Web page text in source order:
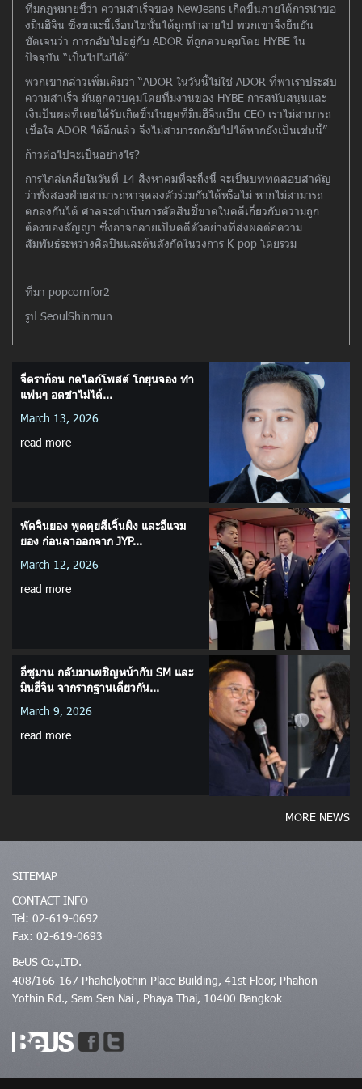
ทีมกฎหมายชี้ว่า ความสำเร็จของ NewJeans เกิดขึ้นภายใต้การนำขอ
งมินฮีจิน ซึ่งขณะนี้เงื่อนไขนั้นได้ถูกทำลายไป พวกเขาจึงยืนยัน
ชัดเจนว่า การกลับไปอยู่กับ ADOR ที่ถูกควบคุมโดย HYBE ใน
ปัจจุบัน “เป็นไปไม่ได้”
พวกเขากล่าวเพิ่มเติมว่า “ADOR ในวันนี้ไม่ใช่ ADOR ที่พาเราประสบ
ความสำเร็จ มันถูกควบคุมโดยทีมงานของ HYBE การสนับสนุนและ
เงินปันผลที่เคยได้รับเกิดขึ้นในยุคที่มินฮีจินเป็น CEO เราไม่สามารถ
เชื่อใจ ADOR ได้อีกแล้ว จึงไม่สามารถกลับไปได้หากยังเป็นเช่นนี้”
ก้าวต่อไปจะเป็นอย่างไร?
การไกล่เกลี่ยในวันที่ 14 สิงหาคมที่จะถึงนี้ จะเป็นบททดสอบสำคัญ
ว่าทั้งสองฝ่ายสามารถหาจุดลงตัวร่วมกันได้หรือไม่ หากไม่สามารถ
ตกลงกันได้ ศาลจะดำเนินการตัดสินชี้ขาดในคดีเกี่ยวกับความถูก
ต้องของสัญญา ซึ่งอาจกลายเป็นคดีตัวอย่างที่ส่งผลต่อความ
สัมพันธ์ระหว่างศิลปินและต้นสังกัดในวงการ K-pop โดยรวม
ที่มา popcornfor2
รูป SeoulShinmun
จีดราก้อน กดไลก์โพสต์ โกยุนจอง ทำ
แฟนๆ อดขำไม่ได้...
March 13, 2026
read more
พัคจินยอง พูดคุยสีเจิ้นผิง และอีแจม
ยอง ก่อนลาออกจาก JYP...
March 12, 2026
read more
อีซูมาน กลับมาเผชิญหน้ากับ SM และ
มินฮีจิน จากรากฐานเดียวกัน...
March 9, 2026
read more
MORE NEWS
SITEMAP
CONTACT INFO
Tel: 02-619-0692
Fax: 02-619-0693
BeUS Co.,LTD.
408/166-167 Phaholyothin Place Building, 41st Floor, Phahon
Yothin Rd., Sam Sen Nai , Phaya Thai, 10400 Bangkok